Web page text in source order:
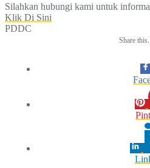
Silahkan hubungi kami untuk
Klik Di Sini
PDDC
Share